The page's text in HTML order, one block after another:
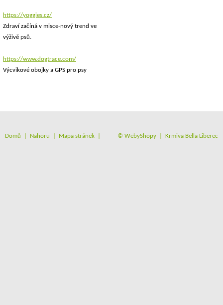
https://yoggies.cz/
Zdraví začíná v misce-nový trend ve
výživě psů.
https://www.dogtrace.com/
Výcvikové obojky a GPS pro psy
Domů Nahoru Mapa stránek © WebyShopy | Krmiva Bella Liberec